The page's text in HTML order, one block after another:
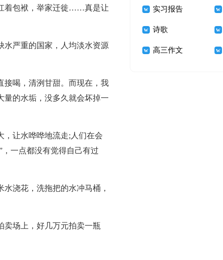
着包袱，举家迁徙……真是让
水严重的国家，人均淡水资源
接喝，清洌甘甜。而现在，我
量的水垢，没多久就会坏掉一
，让水哗哗地流走;人们在会
一点都没有觉得自己有过
浇花，洗拖把的水冲马桶，
卖场上，好几万元拍卖一瓶
字 加油！奥运
实习报告
诗歌
高三作文